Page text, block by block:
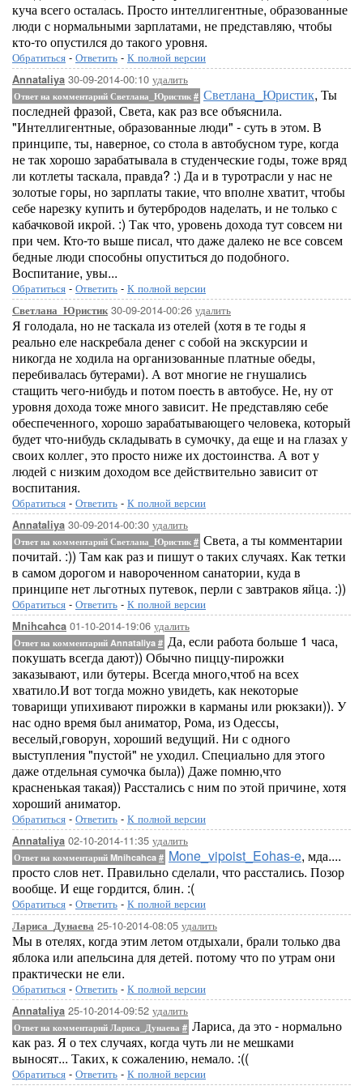
куча всего осталась. Просто интеллигентные, образованные
люди с нормальными зарплатами, не представляю, чтобы
кто-то опустился до такого уровня.
Обратиться - Ответить - К полной версии
Annataliya 30-09-2014-00:10 удалить
Ответ на комментарий Светлана_Юристик # Светлана_Юристик, Ты
последней фразой, Света, как раз все объяснила.
"Интеллигентные, образованные люди" - суть в этом. В
принципе, ты, наверное, со стола в автобусном туре, когда
не так хорошо зарабатывала в студенческие годы, тоже вряд
ли котлеты таскала, правда? :) Да и в туротрасли у нас не
золотые горы, но зарплаты такие, что вполне хватит, чтобы
себе нарезку купить и бутербродов наделать, и не только с
кабачковой икрой. :) Так что, уровень дохода тут совсем ни
при чем. Кто-то выше писал, что даже далеко не все совсем
бедные люди способны опуститься до подобного.
Воспитание, увы...
Обратиться - Ответить - К полной версии
Светлана_Юристик30-09-2014-00:26 удалить
Я голодала, но не таскала из отелей (хотя в те годы я
реально еле наскребала денег с собой на экскурсии и
никогда не ходила на организованные платные обеды,
перебивалась бутерами). А вот многие не гнушались
стащить чего-нибудь и потом поесть в автобусе. Не, ну от
уровня дохода тоже много зависит. Не представляю себе
обеспеченного, хорошо зарабатывающего человека, который
будет что-нибудь складывать в сумочку, да еще и на глазах у
своих коллег, это просто ниже их достоинства. А вот у
людей с низким доходом все действительно зависит от
воспитания.
Обратиться - Ответить - К полной версии
Annataliya 30-09-2014-00:30 удалить
Ответ на комментарий Светлана_Юристик # Света, а ты комментарии
почитай. :)) Там как раз и пишут о таких случаях. Как тетки
в самом дорогом и навороченном санатории, куда в
принципе нет льготных путевок, перли с завтраков яйца. :))
Обратиться - Ответить - К полной версии
Mnihcahca 01-10-2014-19:06 удалить
Ответ на комментарий Annataliya # Да, если работа больше 1 часа,
покушать всегда дают)) Обычно пиццу-пирожки
заказывают, или бутеры. Всегда много,чтоб на всех
хватило.И вот тогда можно увидеть, как некоторые
товарищи упихивают пирожки в карманы или рюкзаки)). У
нас одно время был аниматор, Рома, из Одессы,
веселый,говорун, хороший ведущий. Ни с одного
выступления "пустой" не уходил. Специально для этого
даже отдельная сумочка была)) Даже помню,что
красненькая такая)) Расстались с ним по этой причине, хотя
хороший аниматор.
Обратиться - Ответить - К полной версии
Annataliya 02-10-2014-11:35 удалить
Ответ на комментарий Mnihcahca # Mone_vipoist_Eohas-e, мда....
просто слов нет. Правильно сделали, что расстались. Позор
вообще. И еще гордится, блин. :(
Обратиться - Ответить - К полной версии
Лариса_Дунаева 25-10-2014-08:05 удалить
Мы в отелях, когда этим летом отдыхали, брали только два
яблока или апельсина для детей. потому что по утрам они
практически не ели.
Обратиться - Ответить - К полной версии
Annataliya 25-10-2014-09:52 удалить
Ответ на комментарий Лариса_Дунаева # Лариса, да это - нормально
как раз. Я о тех случаях, когда чуть ли не мешками
выносят... Таких, к сожалению, немало. :((
Обратиться - Ответить - К полной версии